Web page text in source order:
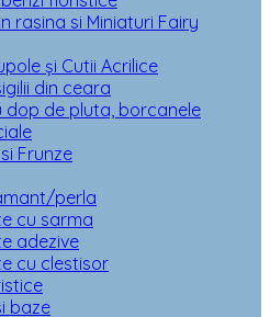
rasina si Miniaturi Fairy
și Cutii Acrilice
din ceara
dop de pluta, borcanele
Frunze
perla
cu sarma
adezive
cu clestisor
baze